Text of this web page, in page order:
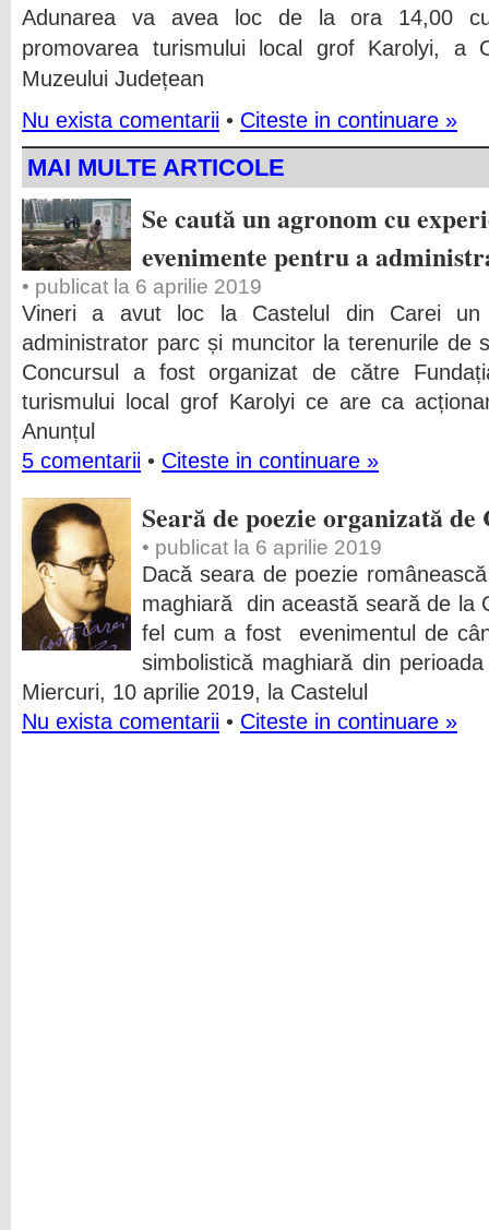
Adunarea va avea loc de la ora 14,00
promovarea turismului local grof Karolyi, a
Muzeului Județean
Nu exista comentarii • Citeste in continuare »
MAI MULTE ARTICOLE
Se caută un agronom cu
evenimente pentru a
• publicat la 6 aprilie 2019
Vineri a avut loc la Castelul din Carei un
administrator parc și muncitor la terenurile de
Concursul a fost organizat de către
turismului local grof Karolyi ce are ca
Anunțul
5 comentarii • Citeste in continuare »
Seară de poezie organizată
• publicat la 6 aprilie 2019
Dacă seara de poezie
maghiară din această seară de la
fel cum a fost evenimentul de
simbolistică maghiară din
Miercuri, 10 aprilie 2019, la Castelul
Nu exista comentarii • Citeste in continuare »